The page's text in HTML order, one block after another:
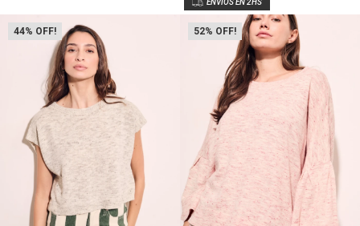
44 52